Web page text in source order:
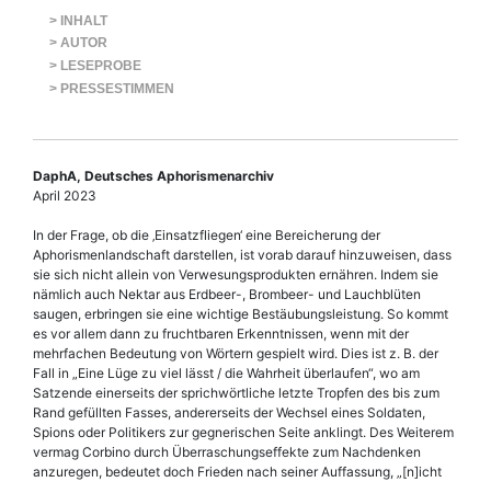
> INHALT
> AUTOR
> LESEPROBE
> PRESSESTIMMEN
DaphA, Deutsches Aphorismenarchiv
April 2023
In der Frage, ob die ‚Einsatzfliegen‘ eine Bereicherung der
Aphorismenlandschaft darstellen, ist vorab darauf hinzuweisen, dass
sie sich nicht allein von Verwesungsprodukten ernähren. Indem sie
nämlich auch Nektar aus Erdbeer-, Brombeer- und Lauchblüten
saugen, erbringen sie eine wichtige Bestäubungsleistung. So kommt
es vor allem dann zu fruchtbaren Erkenntnissen, wenn mit der
mehrfachen Bedeutung von Wörtern gespielt wird. Dies ist z. B. der
Fall in „Eine Lüge zu viel lässt / die Wahrheit überlaufen“, wo am
Satzende einerseits der sprichwörtliche letzte Tropfen des bis zum
Rand gefüllten Fasses, andererseits der Wechsel eines Soldaten,
Spions oder Politikers zur gegnerischen Seite anklingt. Des Weiterem
vermag Corbino durch Überraschungseffekte zum Nachdenken
anzuregen, bedeutet doch Frieden nach seiner Auffassung, „[n]icht